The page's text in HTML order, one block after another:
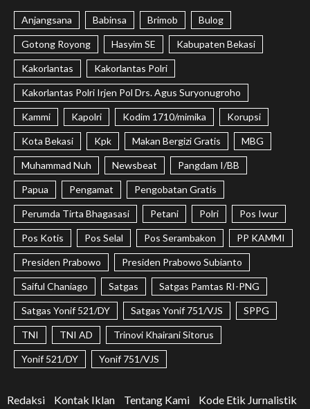
Anjangsana Babinsa Brimob Bulog
Gotong Royong Hasyim SE Kabupaten Bekasi
Kakorlantas Kakorlantas Polri
Kakorlantas Polri Irjen Pol Drs. Agus Suryonugroho
Kammi Kapolri Kodim 1710/mimika Korupsi
Kota Bekasi Kpk Makan Bergizi Gratis MBG
Muhammad Nuh Newsbeat Pangdam I/BB
Papua Pengamat Pengobatan Gratis
Perumda Tirta Bhagasasi Petani Polri Pos Iwur
Pos Kotis Pos Selal Pos Serambakon PP KAMMI
Presiden Prabowo Presiden Prabowo Subianto
Saiful Chaniago Satgas Satgas Pamtas RI-PNG
Satgas Yonif 521/DY Satgas Yonif 751/VJS SPPG
TNI TNI AD Trinovi Khairani Sitorus
Yonif 521/DY Yonif 751/VJS
Redaksi Kontak Iklan Tentang Kami Kode Etik Jurnalistik